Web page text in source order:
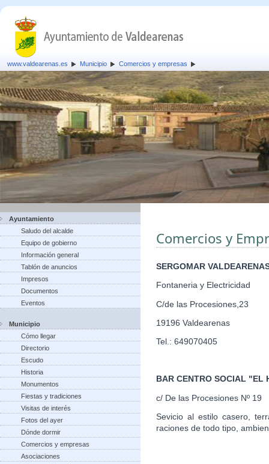
www.valdearenas.es Municipio Comercios y empresas
Ayuntamiento
Saludo del alcalde
Equipo de gobierno
Información general
Tablón de anuncios
Impresos
Documentos
Eventos
Municipio
Cómo llegar
Directorio
Escudo
Historia
Monumentos
Fiestas y tradiciones
Visitas de interés
Fotos del ayer
Dónde dormir
Comercios y empresas
Asociaciones
Comercios y
SERGOMAR
Fontaneria y Electricidad
C/de las Procesiones,23
19196 Valdearenas
Tel.: 649070405
BAR CENTRO SOCIAL "EL
c/ De las Procesiones Nº 19
Sevicio al estilo casero,
raciones de todo tipo,